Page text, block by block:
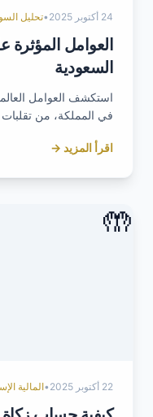
24 أكتوبر 2025 •تحليل
العوامل
السعودية
استكشف العوامل
في المملكة، من
اقرأ المزيد →
🤲
22 أكتوبر 2025 •المالية